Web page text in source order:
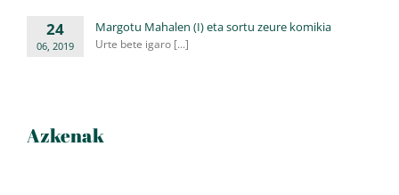
24
06, 2019
Margotu Mahalen (I) eta sortu zeure komikia
Urte bete igaro [...]
Azkenak